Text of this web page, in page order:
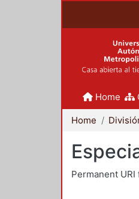
Home
Home
Permanent